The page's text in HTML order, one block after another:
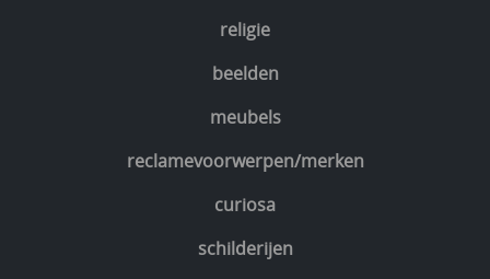
religie
beelden
meubels
reclamevoorwerpen/merken
curiosa
schilderijen